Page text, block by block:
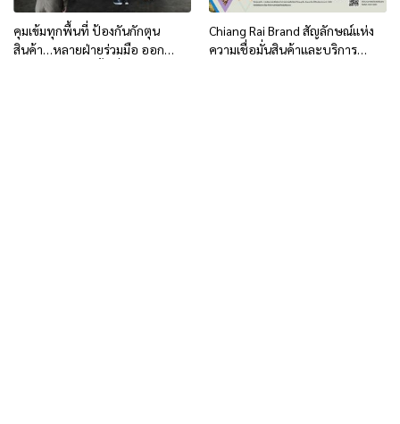
คุมเข้มทุกพื้นที่ ป้องกันกักตุน
สินค้า…หลายฝ่ายร่วมมือ ออก
Chiang Rai Brand สัญลักษณ์แห่ง
ความเชื่อมั่นสินค้าและบริการ